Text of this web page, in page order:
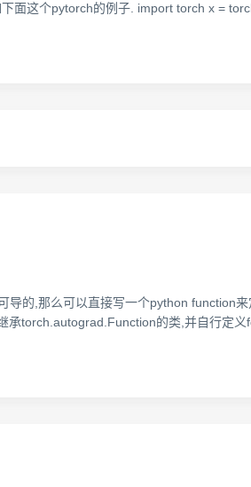
面这个pytorch的例子. import torch x =
的,那么可以直接写一个python function
承torch.autograd.Function的类,并自行定